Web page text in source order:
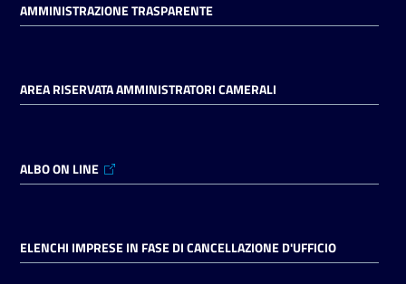
il
Consumatore
L'impresa
Prenotazioni
AMMINISTRAZIONE TRASPARENTE
AREA RISERVATA AMMINISTRATORI CAMERALI
ALBO ON LINE
ELENCHI IMPRESE IN FASE DI CANCELLAZIONE D'UFFICIO